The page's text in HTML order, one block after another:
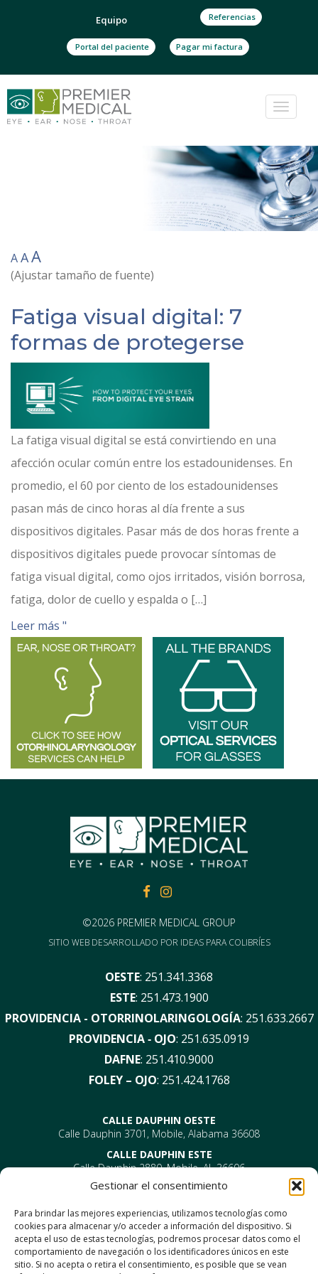
Gestionar el consentimiento
Para brindar las mejores experiencias, utilizamos tecnologías como
cookies para almacenar y/o acceder a información del dispositivo. Si
acepta el uso de estas tecnologías, podremos procesar datos como el
comportamiento de navegación o los identificadores únicos en este
sitio. Si no acepta o retira el consentimiento, es posible que se vean
Equipo Referencias
Portal del paciente Pagar mi factura
AAA
(Ajustar tamaño de fuente)
Fatiga visual digital: 7
formas de protegerse
La fatiga visual digital se está convirtiendo en una
afección ocular común entre los estadounidenses. En
promedio, el 60 por ciento de los estadounidenses
pasan más de cinco horas al día frente a sus
dispositivos digitales. Pasar más de dos horas frente a
dispositivos digitales puede provocar síntomas de
fatiga visual digital, como ojos irritados, visión borrosa,
fatiga, dolor de cuello y espalda o […]
Leer más "
FACEBOOKFACEBOOK
©2026 PREMIER MEDICAL GROUP
SITIO WEB DESARROLLADO POR IDEAS PARA COLIBRÍES
OESTE: 251.341.3368
ESTE: 251.473.1900
PROVIDENCIA - OTORRINOLARINGOLOGÍA: 251.633.2667
PROVIDENCIA ‑ OJO: 251.635.0919
DAFNE: 251.410.9000
FOLEY – OJO: 251.424.1768
CALLE DAUPHIN OESTE
Calle Dauphin 3701, Mobile, Alabama 36608
CALLE DAUPHIN ESTE
Calle Dauphin 2880, Mobile, AL 36606
PROVIDENCIA
Móvil, AL 36695
ENT-610 Providence Park Drive, Bldg 2, Suite 203
Móvil, AL 36695
DAFNE